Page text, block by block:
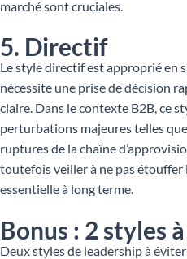
marché sont cruciales.
5. Directif
Le style directif est approprié en
nécessite une prise de décision
claire. Dans le contexte B2B, ce
perturbations majeures telles
ruptures de la chaîne
toutefois veiller à ne pas
essentielle à long terme.
Bonus : 2 styles
Deux styles de leadership à